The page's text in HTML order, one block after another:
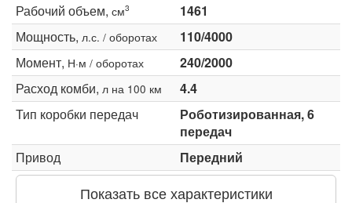
Рабочий объем, см3
1461
Мощность, л.с. / оборотах
110/4000
Момент, Н·м / оборотах
240/2000
Расход комби, л на 100 км
4.4
Тип коробки передач
Роботизированная, 6
передач
Привод
Передний
Показать все характеристики